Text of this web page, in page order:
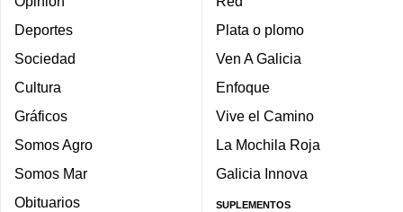
Deportes
Sociedad
Cultura
Gráficos
Somos Agro
Somos Mar
Obituarios
Plata o plomo
Ven A Galicia
Enfoque
Vive el Camino
La Mochila Roja
Galicia Innova
SUPLEMENTOS